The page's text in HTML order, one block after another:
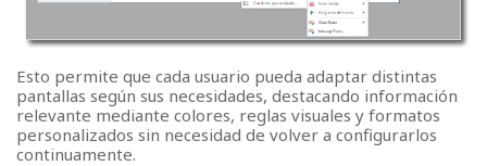
Esto permite que cada usuario pueda adaptar distintas
pantallas según sus necesidades, destacando información
relevante mediante colores, reglas visuales y formatos
personalizados sin necesidad de volver a configurarlos
continuamente.